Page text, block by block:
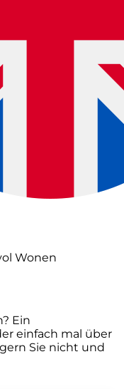
Wonen
Ein
einfach mal über
Sie nicht und